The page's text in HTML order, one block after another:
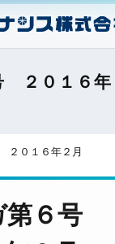
２０１６年
２０１６年２月
第６号